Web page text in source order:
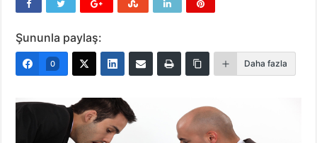
Şununla paylaş:
0 Daha fazla